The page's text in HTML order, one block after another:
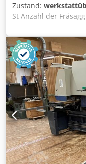
Zustand:
St Anzahl der
mm Steuerung
CNC - Spindeln
Maschine wurde
Hierbei wurde auch
Siemens S 7 677 C,
folgenden
Laserrichtlicht,
mm,
Achse Verstellung
Kantenrundung von
Kantenrundung -----
und Schlitzspindel
Spindeldurchmesser